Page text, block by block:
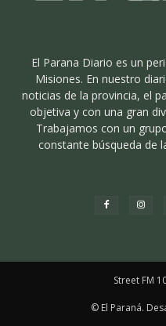
El Parana Diario es un
Misiones. En nuestro
noticias de la provincia, el
objetiva y con una gran
Trabajamos con un
constante búsqueda de
Street FM
© El Paraná.